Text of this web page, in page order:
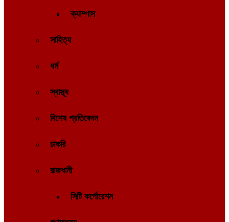
ক্যাম্পাস
সাহিত্য
ধর্ম
স্বাস্থ্য
বিশেষ প্রতিবেদন
চাকরি
রাজধানী
সিটি কর্পোরেশন